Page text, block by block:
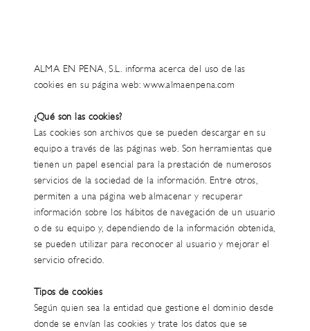
ALMA EN PENA, S.L. informa acerca del uso de las
cookies en su página web:www.almaenpena.com
¿Qué son las cookies?
Las cookies son archivos que se pueden descargar en su
equipo a través de las páginas web. Son herramientas que
tienen un papel esencial para la prestación de numerosos
servicios de la sociedad de la información. Entre otros,
permiten a una página web almacenar y recuperar
información sobre los hábitos de navegación de un usuario
o de su equipo y, dependiendo de la información obtenida,
se pueden utilizar para reconocer al usuario y mejorar el
servicio ofrecido.
Tipos de cookies
Según quien sea la entidad que gestione el dominio desde
donde se envían las cookies y trate los datos que se